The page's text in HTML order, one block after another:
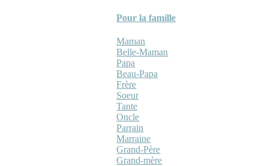
Pour la famille
Maman
Belle-Maman
Papa
Beau-Papa
Frère
Soeur
Tante
Oncle
Parrain
Marraine
Grand-Père
Grand-mère